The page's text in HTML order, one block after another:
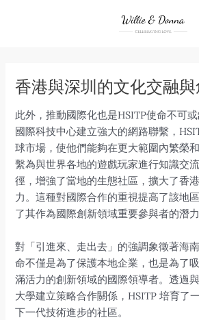
香港與深圳的文化交融
此外，推動國際化也是HSITP使命不可
國際科技中心建立強大的網路聯繫，
球市場，使他們能夠在更大範圍內繁榮
繫為與世界各地的遊戲玩家進行知識交
徑，增強了當地的生態社區，擴大了香
力。這種對國際合作的重視提高了該地
了其作為國際創新領域重要參與者的潛力
對「引進來、走出去」的強調象徵著海
命不僅是為了保護本地企業，也是為了
滿活力的創新領域的國際領導者。透過
大學建立策略合作關係，HSITP 培育了
下一代技術進步的社區。